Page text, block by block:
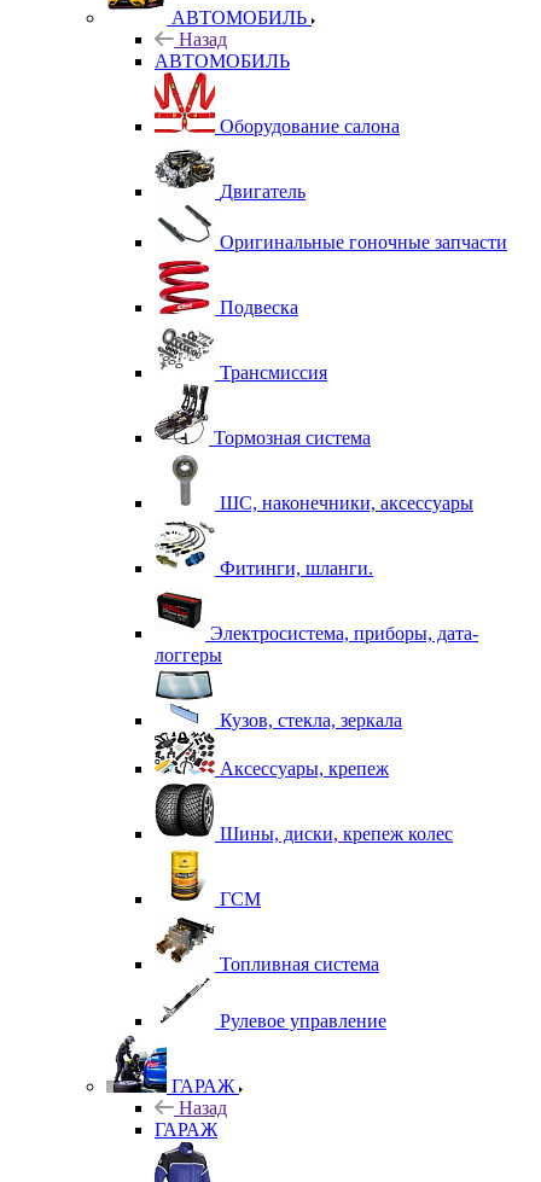
АВТОМОБИЛЬ
Назад
АВТОМОБИЛЬ
Оборудование салона
Двигатель
Оригинальные гоночные запчасти
Подвеска
Трансмиссия
Тормозная система
ШС, наконечники, аксессуары
Фитинги, шланги.
Электросистема, приборы, дата-
логгеры
Кузов, стекла, зеркала
Аксессуары, крепеж
Шины, диски, крепеж колес
ГСМ
Топливная система
Рулевое управление
ГАРАЖ
Назад
ГАРАЖ